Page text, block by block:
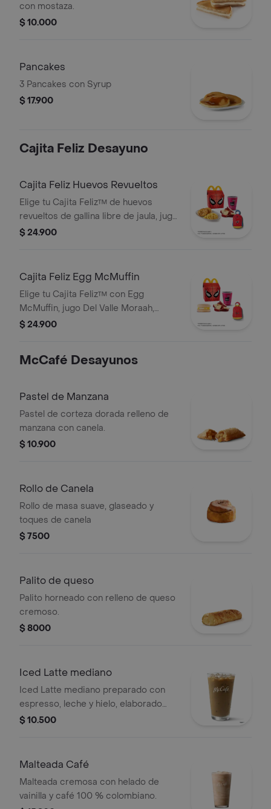
con mostaza.
$ 10.000
Pancakes
3 Pancakes con Syrup
$ 17.900
Cajita Feliz Desayuno
Cajita Feliz Huevos Revueltos
Elige tu Cajita Feliz™ de huevos
revueltos de gallina libre de jaula, jugo
Del Valle Moraah, cascos de manzana
$ 24.900
Cajita Feliz Egg McMuffin
Elige tu Cajita Feliz™ con Egg
McMuffin, jugo Del Valle Moraah,
cascos de manzana y juguete.
$ 24.900
McCafé Desayunos
Pastel de Manzana
Pastel de corteza dorada relleno de
manzana con canela.
$ 10.900
Rollo de Canela
Rollo de masa suave, glaseado y
toques de canela
$ 7500
Palito de queso
Palito horneado con relleno de queso
cremoso.
$ 8000
Iced Latte mediano
Iced Latte mediano preparado con
espresso, leche y hielo, elaborado
con café 100 % colombiano.
$ 10.500
Malteada Café
Malteada cremosa con helado de
vainilla y café 100 % colombiano.